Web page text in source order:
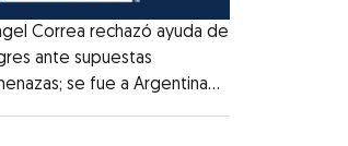
Correa rechazó ayuda de
ante supuestas
se fue a Argentina